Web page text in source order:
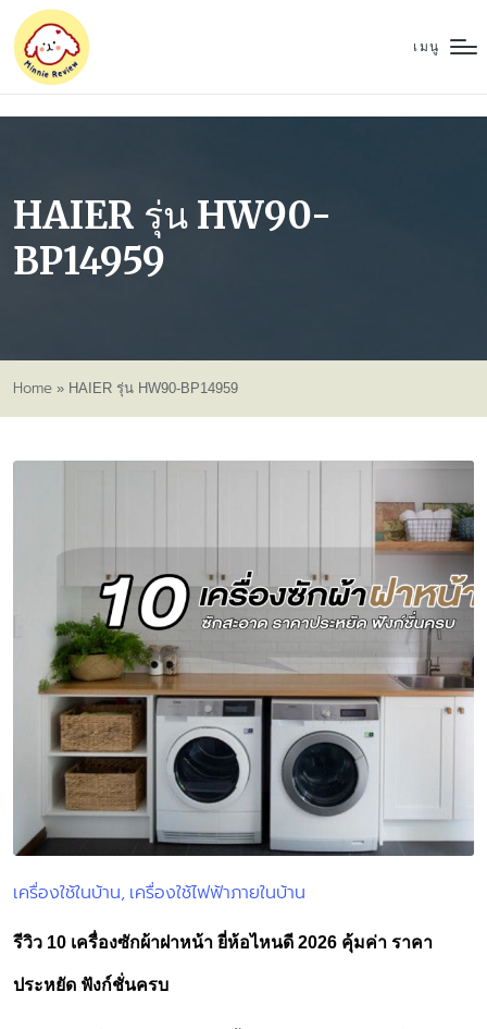
เมนู
HAIER รุ่น HW90-
BP14959
Home » HAIER รุ่น HW90-BP14959
Posted
เครื่องใช้ในบ้าน เครื่องใช้ไฟฟ้าภายในบ้าน
รีวิว 10 เครื่องซักผ้าฝาหน้า ยี่ห้อไหนดี 2026 คุ้มค่า ราคา
ประหยัด ฟังก์ชั่นครบ